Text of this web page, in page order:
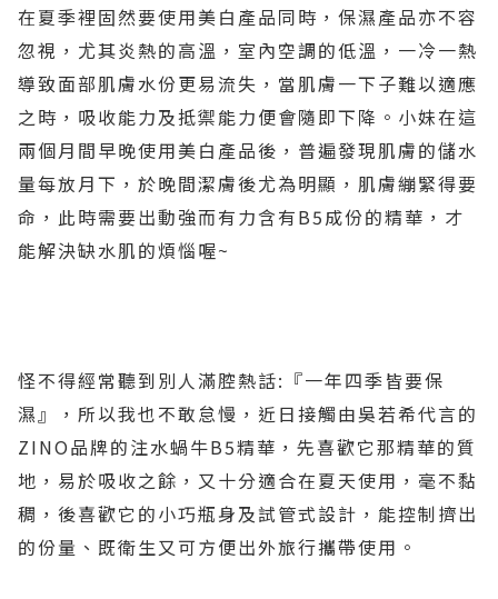
在夏季裡固然要使用美白產品同時，保濕產品亦不容
忽視，尤其炎熱的高溫，室內空調的低溫，一冷一熱
導致面部肌膚水份更易流失，當肌膚一下子難以適應
之時，吸收能力及抵禦能力便會隨即下降。小妹在這
兩個月間早晚使用美白產品後，普遍發現肌膚的儲水
量每放月下，於晚間潔膚後尤為明顯，肌膚繃緊得要
命，此時需要出動強而有力含有B5成份的精華，才
能解決缺水肌的煩惱喔~
怪不得經常聽到別人滿腔熱話:『一年四季皆要保
濕』，所以我也不敢怠慢，近日接觸由吳若希代言的
ZINO品牌的注水蝸牛B5精華，先喜歡它那精華的質
地，易於吸收之餘，又十分適合在夏天使用，毫不黏
稠，後喜歡它的小巧瓶身及試管式設計，能控制擠出
的份量、既衛生又可方便出外旅行攜帶使用。